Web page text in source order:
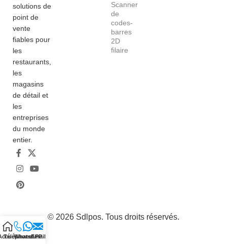
solutions de
point de
vente
fiables pour
les
restaurants,
les
magasins
de détail et
les
entreprises
du monde
entier.
Scanner
de
codes-
barres
2D
filaire
© 2026 Sdlpos. Tous droits réservés.
Téléphone
WhatsAPP
Email